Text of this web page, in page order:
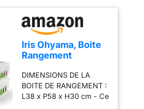
Iris Ohyama, Boite
Rangement
Couvercle, 45L, Lot
de 4, Transparent,
Clips de Fermeture,
DIMENSIONS DE LA
BOITE DE RANGEMENT :
L38 x P58 x H30 cm - Ce